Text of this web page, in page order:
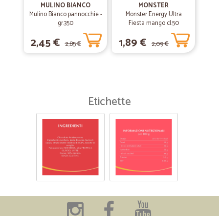
MULINO BIANCO
Mulino Bianco pannocchie -
gr.350
2,45 € 2,85 €
MONSTER
Monster Energy Ultra
Fiesta mango cl.50
1,89 € 2,09 €
Etichette